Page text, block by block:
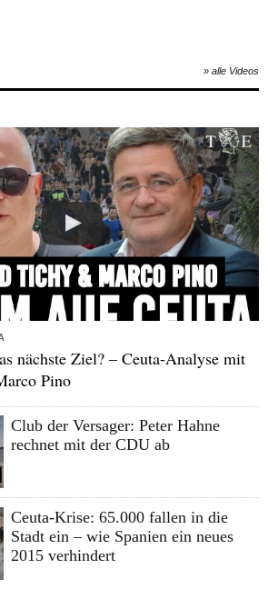
» alle Videos
nächste Ziel? – Ceuta-Analyse mit
Pino
Club der Versager: Peter Hahne
rechnet mit der CDU ab
Ceuta-Krise: 65.000 fallen in die
Stadt ein – wie Spanien ein neues
2015 verhindert